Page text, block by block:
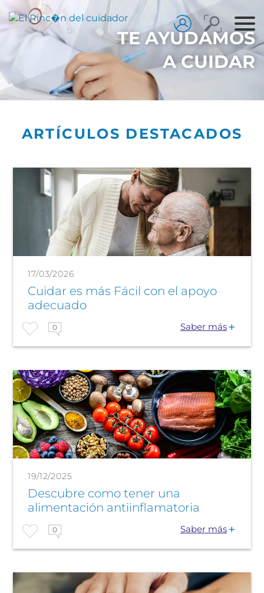
TE AYUDAMOS
A CUIDAR
ARTÍCULOS DESTACADOS
17/03/2026
Cuidar es más Fácil con el apoyo
adecuado
0 Saber más
19/12/2025
Descubre como tener una
alimentación antiinflamatoria
0 Saber más